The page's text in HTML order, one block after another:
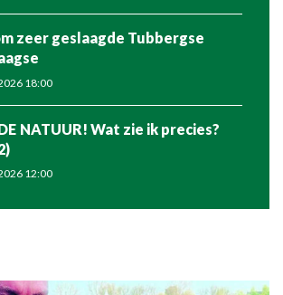
geslaagde Tubbergse
18:00
NATUUR! Wat zie ik precies?
12:00